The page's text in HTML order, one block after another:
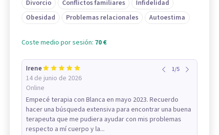
Divorcio
Conflictos familiares
Infidelidad
Obesidad
Problemas relacionales Autoestima
Coste medio por sesión: 70 €
Irene
14 de junio de 2026
Online
1/5
Empecé terapia con Blanca en mayo 2023. Recuerdo
hacer una búsqueda extensiva para encontrar una buena
terapeuta que me pudiera ayudar con mis problemas
respecto a mí cuerpo y la...